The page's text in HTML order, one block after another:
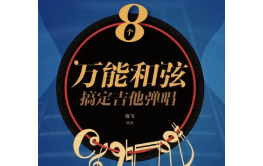
3C家電 運動休閒 親子玩具
女裝 男裝 化妝保養 情趣用品
電子/紙本書
HOT